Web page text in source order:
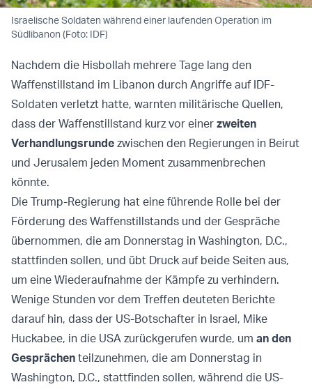
Israelische Soldaten während einer laufenden Operation im
Südlibanon (Foto: IDF)
Nachdem die Hisbollah mehrere Tage lang den
Waffenstillstand im Libanon durch Angriffe auf IDF-
Soldaten verletzt hatte, warnten militärische Quellen,
dass der Waffenstillstand kurz vor einer zweiten
Verhandlungsrunde zwischen den Regierungen in Beirut
und Jerusalem jeden Moment zusammenbrechen
könnte.
Die Trump-Regierung hat eine führende Rolle bei der
Förderung des Waffenstillstands und der Gespräche
übernommen, die am Donnerstag in Washington, D.C.,
stattfinden sollen, und übt Druck auf beide Seiten aus,
um eine Wiederaufnahme der Kämpfe zu verhindern.
Wenige Stunden vor dem Treffen deuteten Berichte
darauf hin, dass der US-Botschafter in Israel, Mike
Huckabee, in die USA zurückgerufen wurde, um an den
Gesprächen teilzunehmen, die am Donnerstag in
Washington, D.C., stattfinden sollen, während die US-